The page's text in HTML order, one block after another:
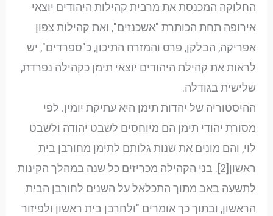
החלוקה המכנסת את מרבית קהילות היהודים יוצאי
אירופה תחת הכותרת "אשכנזים", ואת קהילות צפון
אפריקה, הבלקן, פרס והמזרח התיכון, כ"ספרדים", יש
לראות את קהילת היהודים יוצאי תימן כקהילה נפרדת,
שלישית בגודלה.
ההיסטוריה של יהדות תימן היא עתיקת יומין. לפי
מסורת יהודי תימן הם מיוחסים לשבט יהודה ולשבט
לוי, והם מונים את שנות גלותם לתימן מחורבן בית
ראשון[2]. בני הקהילה מכריזים כל שנה במהלך הקינות
לתשעה באב מתוך התכלאל על השנים לחורבן הבית
הראשון, ובתוך כך אומרים "ולחרבן בית ראשון ולפיזור